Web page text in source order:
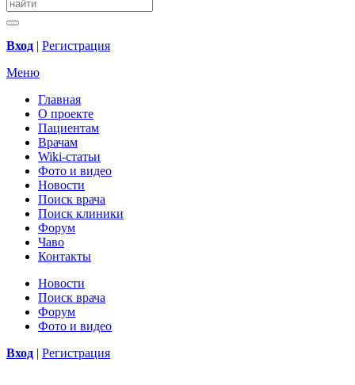
Вход | Регистрация
Меню
Главная
О проекте
Пациентам
Врачам
Wiki-статьи
Фото и видео
Новости
Поиск врача
Поиск клиники
Форум
Чаво
Контакты
Новости
Поиск врача
Форум
Фото и видео
Вход | Регистрация